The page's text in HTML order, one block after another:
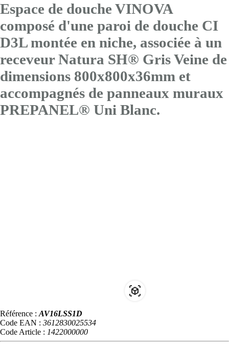
Espace de douche VINOVA
composé d'une paroi de douche CI
D3L montée en niche, associée à un
receveur Natura SH® Gris Veine de
dimensions 800x800x36mm et
accompagnés de panneaux muraux
PREPANEL® Uni Blanc.
Référence : AV16LSS1D
Code EAN : 3612830025534
Code Article : 1422000000